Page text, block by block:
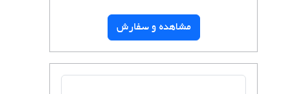
مشاهده و سفارش